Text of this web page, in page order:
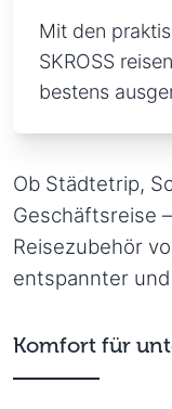
Mit den
SKROSS
bestens
Ob Städtetrip,
Geschäftsreise
Reisezubehör
entspannter
Komfort für